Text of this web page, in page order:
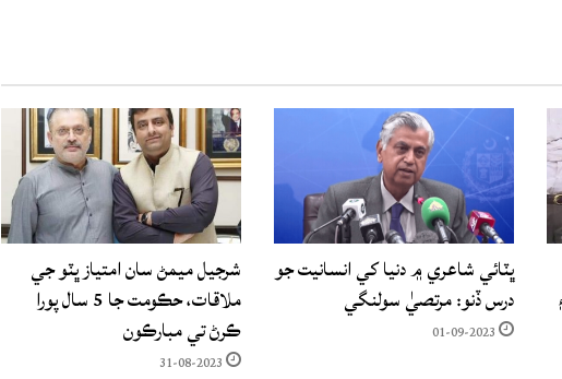
ڀٽائي شاعري ۾ دنيا کي انسانيت جو
درس ڏنو: مرتصيٰ سولنگي
01-09-2023
شرجيل ميمڻ سان امتياز ڀٽو جي
ملاقات، حڪومت جا 5 سال پورا
ڪرڻ تي مبارڪون
31-08-2023